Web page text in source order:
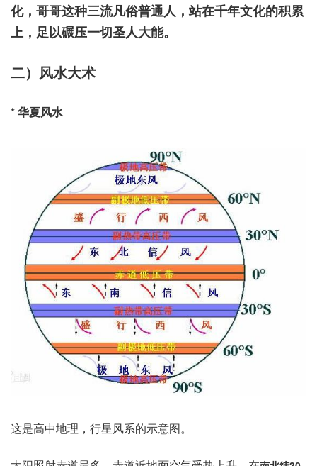
化，哥哥这种三流凡俗普通人，站在千年文化的积累
上，足以碾压一切圣人大能。
二）风水大术
* 华夏风水
这是高中地理，行星风系的示意图。